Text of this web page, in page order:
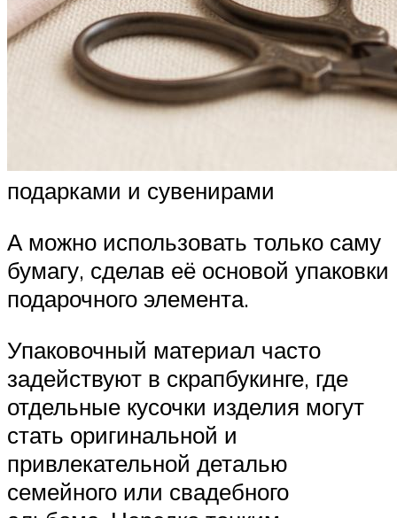
подарками и сувенирами
А можно использовать только саму
бумагу, сделав её основой упаковки
подарочного элемента.
Упаковочный материал часто
задействуют в скрапбукинге, где
отдельные кусочки изделия могут
стать оригинальной и
привлекательной деталью
семейного или свадебного